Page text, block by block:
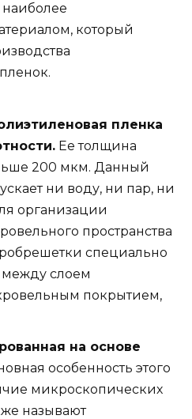
наиболее
который
пленка
Ее толщина
200 мкм. Данный
ни воду, ни пар, ни
организации
пространства
специально
между слоем
покрытием,
на основе
особенность этого
микроскопических
называют